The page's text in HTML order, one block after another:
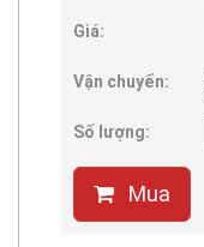
Giá:
Vận chuyển:
Số lượng:
Mua